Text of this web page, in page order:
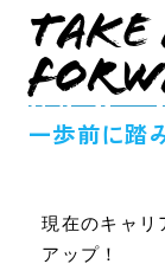
一歩前に踏
Take
現在のキャリ
アップ！